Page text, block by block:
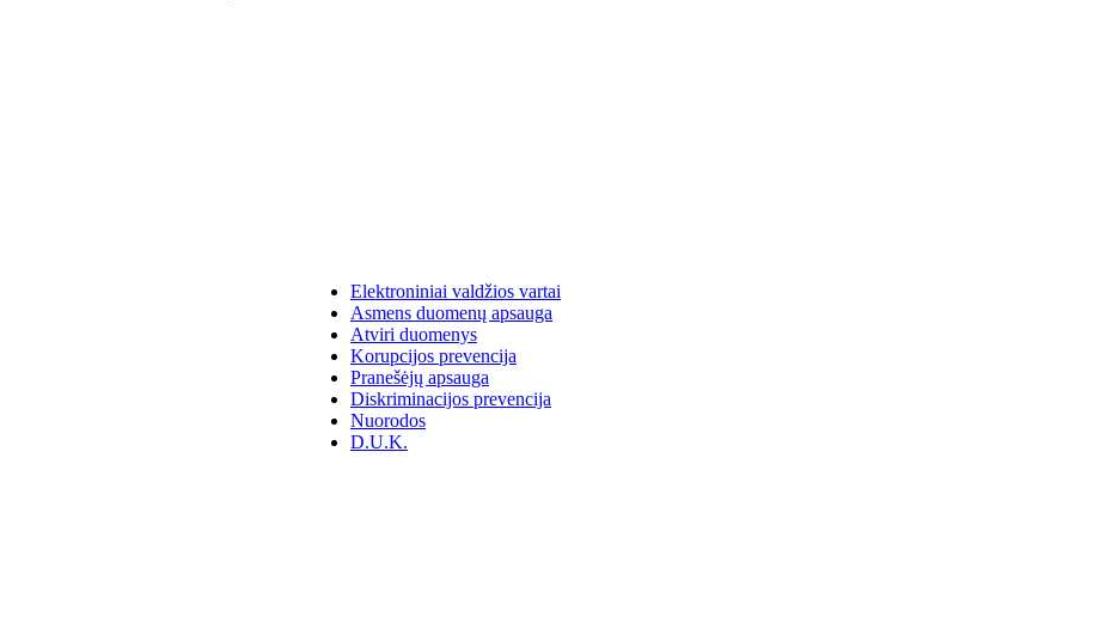
Elektroniniai valdžios vartai
Asmens duomenų apsauga
Atviri duomenys
Korupcijos prevencija
Pranešėjų apsauga
Diskriminacijos prevencija
Nuorodos
D.U.K.